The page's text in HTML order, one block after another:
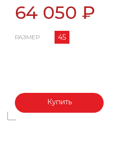
64 050 ₽
РАЗМЕР 45
Купить